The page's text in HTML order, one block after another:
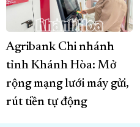
Agribank Chi nhánh
tỉnh Khánh Hòa: Mở
rộng mạng lưới máy gửi,
rút tiền tự động